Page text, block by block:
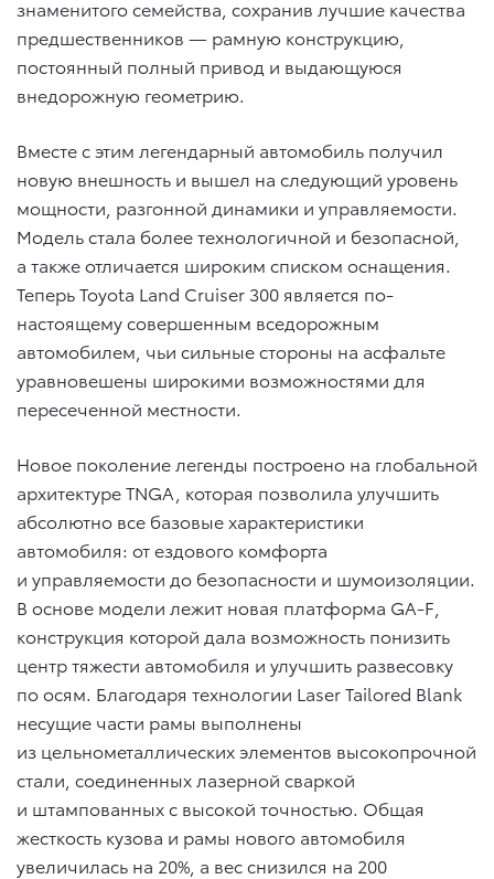
знаменитого семейства, сохранив лучшие качества
предшественников — рамную конструкцию,
постоянный полный привод и выдающуюся
внедорожную геометрию.
Вместе с этим легендарный автомобиль получил
новую внешность и вышел на следующий уровень
мощности, разгонной динамики и управляемости.
Модель стала более технологичной и безопасной,
а также отличается широким списком оснащения.
Теперь Toyota Land Cruiser 300 является по-
настоящему совершенным вседорожным
автомобилем, чьи сильные стороны на асфальте
уравновешены широкими возможностями для
пересеченной местности.
Новое поколение легенды построено на глобальной
архитектуре TNGA, которая позволила улучшить
абсолютно все базовые характеристики
автомобиля: от ездового комфорта
и управляемости до безопасности и шумоизоляции.
В основе модели лежит новая платформа GA-F,
конструкция которой дала возможность понизить
центр тяжести автомобиля и улучшить развесовку
по осям. Благодаря технологии Laser Tailored Blank
несущие части рамы выполнены
из цельнометаллических элементов высокопрочной
стали, соединенных лазерной сваркой
и штампованных с высокой точностью. Общая
жесткость кузова и рамы нового автомобиля
увеличилась на 20%, а вес снизился на 200